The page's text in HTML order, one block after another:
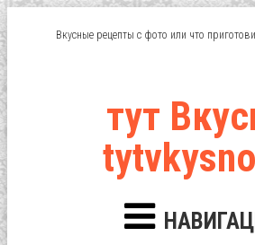
тут
Вкусные рецепты с фото или что